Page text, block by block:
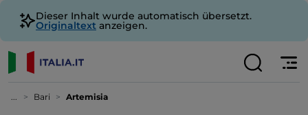
Dieser Inhalt wurde automatisch übersetzt.
Originaltext anzeigen.
... Bari Artemisia